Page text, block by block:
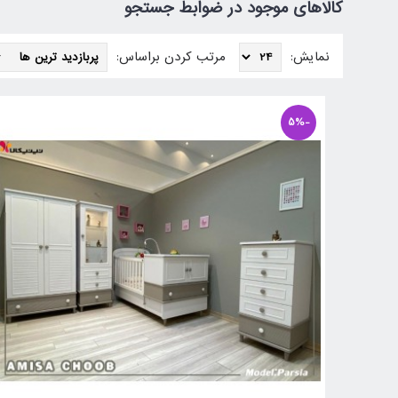
کالاهای موجود در ضوابط جستجو
نمایش: مرتب کردن براساس:
-5%